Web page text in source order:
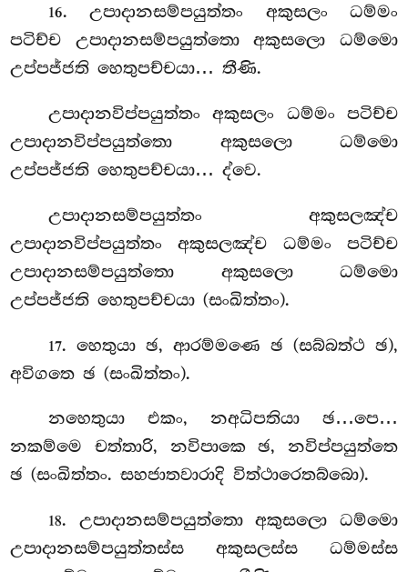
16. උපාදානසම්පයුත්තං අකුසලං ධම්මං
පටිච්ච උපාදානසම්පයුත්තොඅකුසලො ධම්මො
උප්පජ්ජති හෙතුපච්චයා… තීණි.
උපාදානවිප්පයුත්තංඅකුසලං ධම්මං පටිච්ච
උපාදානවිප්පයුත්තො අකුසලො ධම්මො
උප්පජ්ජති හෙතුපච්චයා… ද්වෙ.
උපාදානසම්පයුත්තං අකුසලඤ්ච
උපාදානවිප්පයුත්තං අකුසලඤ්ච ධම්මං පටිච්ච
උපාදානසම්පයුත්තො අකුසලො ධම්මො
උප්පජ්ජති හෙතුපච්චයා (සංඛිත්තං).
17. හෙතුයා ඡ, ආරම්මණෙ ඡ (සබ්බත්ථ ඡ),
අවිගතෙ ඡ (සංඛිත්තං).
නහෙතුයා එකං, නඅධිපතියා ඡ…පෙ…
නකම්මෙ චත්තාරි, නවිපාකෙ ඡ, නවිප්පයුත්තෙ
ඡ (සංඛිත්තං. සහජාතවාරාදි විත්ථාරෙතබ්බො).
18. උපාදානසම්පයුත්තොඅකුසලො ධම්මො
උපාදානසම්පයුත්තස්ස අකුසලස්ස ධම්මස්ස